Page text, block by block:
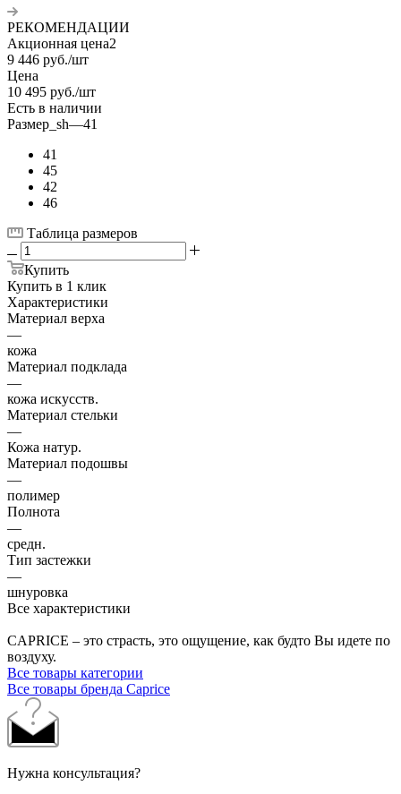
РЕКОМЕНДАЦИИ
Акционная цена2
9 446 руб./шт
Цена
10 495 руб./шт
Есть в наличии
Размер_sh—41
41
45
42
46
Таблица размеров
Купить
Купить в 1 клик
Характеристики
Материал верха
—
кожа
Материал подклада
—
кожа искусств.
Материал стельки
—
Кожа натур.
Материал подошвы
—
полимер
Полнота
—
средн.
Тип застежки
—
шнуровка
Все характеристики
CAPRICE – это страсть, это ощущение, как будто Вы идете по
воздуху.
Все товары категории
Все товары бренда Caprice
Нужна консультация?